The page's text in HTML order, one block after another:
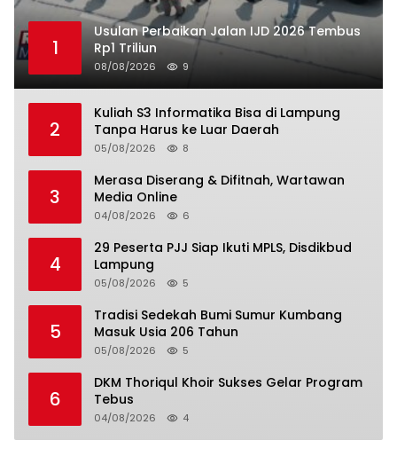
1
Usulan Perbaikan Jalan IJD 2026 Tembus
Rp1 Triliun
08/08/2026 9
2
Kuliah S3 Informatika Bisa di Lampung
Tanpa Harus ke Luar Daerah
05/08/2026 8
3
Merasa Diserang & Difitnah, Wartawan
Media Online
04/08/2026 6
4
29 Peserta PJJ Siap Ikuti MPLS, Disdikbud
Lampung
05/08/2026 5
5
Tradisi Sedekah Bumi Sumur Kumbang
Masuk Usia 206 Tahun
05/08/2026 5
6
DKM Thoriqul Khoir Sukses Gelar Program
Tebus
04/08/2026 4